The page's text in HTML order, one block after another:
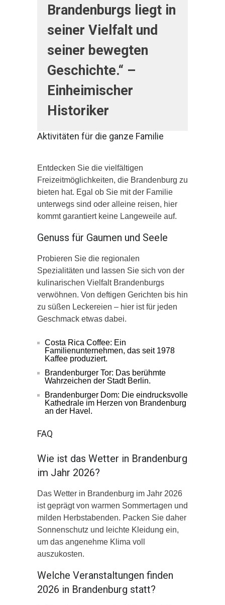
Brandenburgs liegt in
seiner Vielfalt und
seiner bewegten
Geschichte.“ –
Einheimischer
Historiker
Aktivitäten für die ganze Familie
Entdecken Sie die vielfältigen
Freizeitmöglichkeiten, die Brandenburg zu
bieten hat. Egal ob Sie mit der Familie
unterwegs sind oder alleine reisen, hier
kommt garantiert keine Langeweile auf.
Genuss für Gaumen und Seele
Probieren Sie die regionalen
Spezialitäten und lassen Sie sich von der
kulinarischen Vielfalt Brandenburgs
verwöhnen. Von deftigen Gerichten bis hin
zu süßen Leckereien – hier ist für jeden
Geschmack etwas dabei.
Costa Rica Coffee: Ein
Familienunternehmen, das seit 1978
Kaffee produziert.
Brandenburger Tor: Das berühmte
Wahrzeichen der Stadt Berlin.
Brandenburger Dom: Die eindrucksvolle
Kathedrale im Herzen von Brandenburg
an der Havel.
FAQ
Wie ist das Wetter in Brandenburg
im Jahr 2026?
Das Wetter in Brandenburg im Jahr 2026
ist geprägt von warmen Sommertagen und
milden Herbstabenden. Packen Sie daher
Sonnenschutz und leichte Kleidung ein,
um das angenehme Klima voll
auszukosten.
Welche Veranstaltungen finden
2026 in Brandenburg statt?